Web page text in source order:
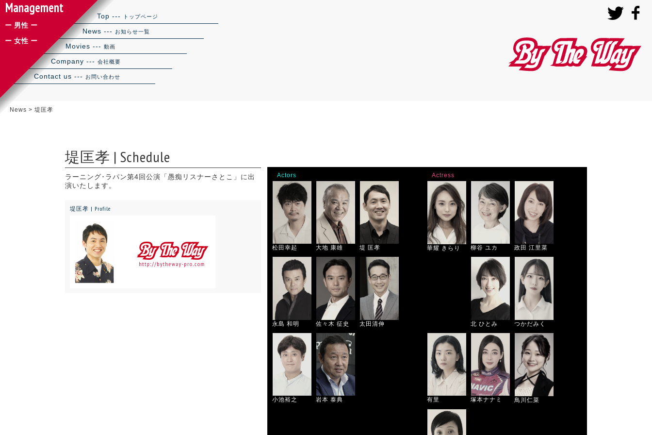
Top --- トップページ
News --- お知らせ一覧
Movies --- 動画
Company --- 会社概要
Contact us --- お問い合わせ
Management
ー 男性 ー
ー 女性 ー
News > 堤匡孝
堤匡孝 | Schedule
ラーニング･ラパン第4回公演「愚痴リスナーさとこ」に出
演いたします。
堤匡孝 | Profile
Actors
松田幸起 大地 康雄 堤 匡孝
永島 和明 佐々木 征史 太田清伸
小池裕之 岩本 泰典
Actress
華耀 きらり 柳谷 ユカ 政田 江里菜
北 ひとみ つかだみく
有里 塚本ナナミ 鳥川仁菜